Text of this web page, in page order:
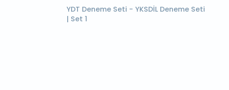
YDT Deneme Seti - YKSDİL Deneme Seti
| Set 1